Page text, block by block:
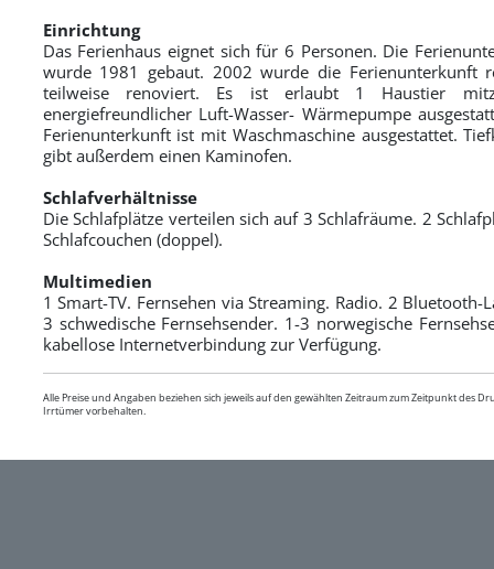
Einrichtung
Das Ferienhaus eignet sich für 6 Personen. Die
wurde 1981 gebaut. 2002 wurde die Ferienunterkunft
teilweise renoviert. Es ist erlaubt 1 Haustier
energiefreundlicher Luft-Wasser- Wärmepumpe
Ferienunterkunft ist mit Waschmaschine ausgestattet.
gibt außerdem einen Kaminofen.
Schlafverhältnisse
Die Schlafplätze verteilen sich auf 3 Schlafräume. 2
Schlafcouchen (doppel).
Multimedien
1 Smart-TV. Fernsehen via Streaming. Radio. 2
3 schwedische Fernsehsender. 1-3 norwegische
kabellose Internetverbindung zur Verfügung.
Alle Preise und Angaben beziehen sich jeweils auf den gewählten Zeitraum zum Zeitpunkt des
Irrtümer vorbehalten.